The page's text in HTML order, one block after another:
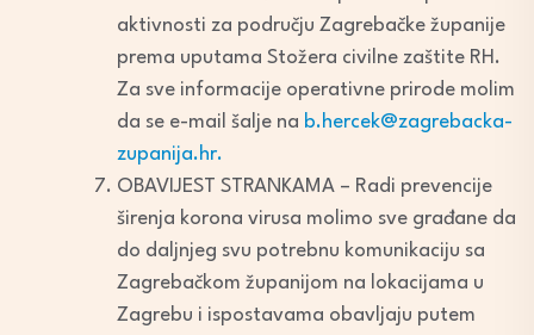
aktivnosti za području Zagrebačke županije
prema uputama Stožera civilne zaštite RH.
Za sve informacije operativne prirode molim
da se e-mail šalje na b.hercek@zagrebacka-
zupanija.hr.
OBAVIJEST STRANKAMA – Radi prevencije
širenja korona virusa molimo sve građane da
do daljnjeg svu potrebnu komunikaciju sa
Zagrebačkom županijom na lokacijama u
Zagrebu i ispostavama obavljaju putem